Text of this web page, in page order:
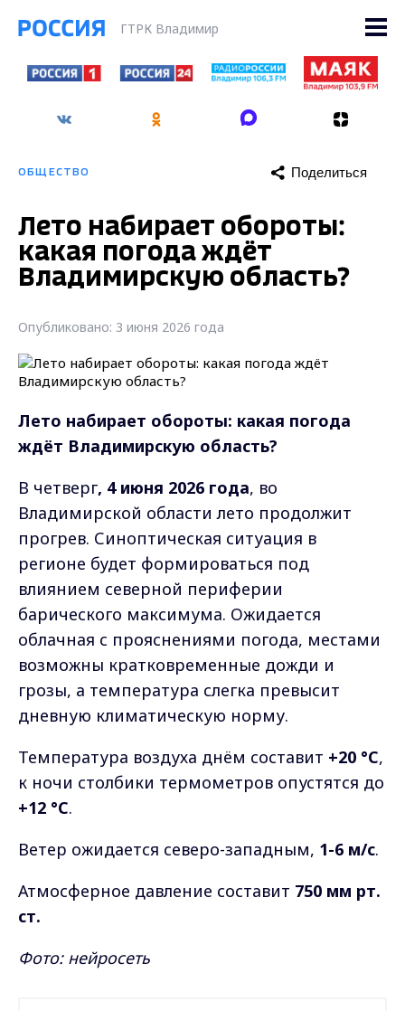
ГТРК Владимир
ОБЩЕСТВО Поделиться
Лето набирает обороты:
какая погода ждёт
Владимирскую область?
Опубликовано: 3 июня 2026 года
Лето набирает обороты: какая погода
ждёт Владимирскую область?
В четверг, 4 июня 2026 года, во
Владимирской области лето продолжит
прогрев. Синоптическая ситуация в
регионе будет формироваться под
влиянием северной периферии
барического максимума. Ожидается
облачная с прояснениями погода, местами
возможны кратковременные дожди и
грозы, а температура слегка превысит
дневную климатическую норму.
Температура воздуха днём составит +20 °C,
к ночи столбики термометров опустятся до
+12 °C.
Ветер ожидается северо-западным, 1-6 м/с.
Атмосферное давление составит 750 мм рт.
ст.
Фото: нейросеть